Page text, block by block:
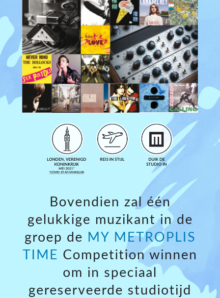
Bovendien zal één
gelukkige muzikant in de
groep de MY METROPLIS
TIME Competition winnen
om in speciaal
gereserveerde studiotijd